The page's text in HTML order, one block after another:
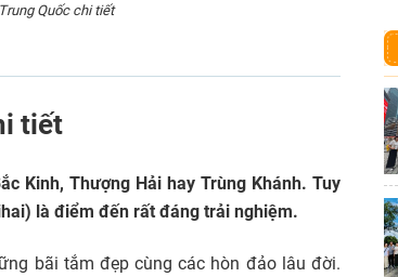
Quốc chi tiết
tiết
Kinh, Thượng Hải hay Trùng Khánh. Tuy
là điểm đến rất đáng trải nghiệm.
bãi tắm đẹp cùng các hòn đảo lâu đời.